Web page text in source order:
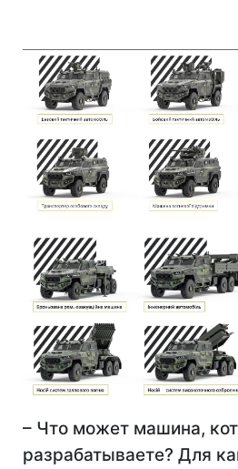
– Что может машина,
разрабатываете? Для